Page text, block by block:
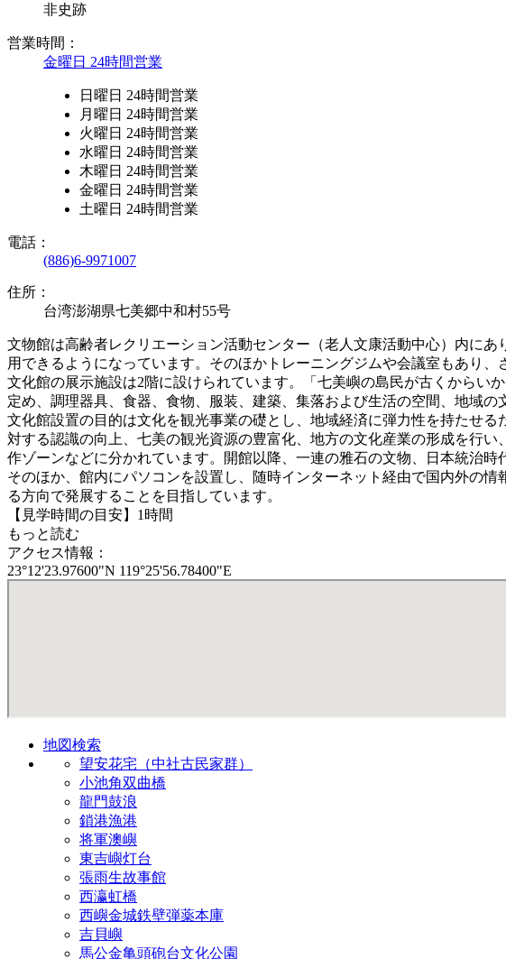
非史跡
営業時間：
金曜日 24時間営業
日曜日 24時間営業
月曜日 24時間営業
火曜日 24時間営業
水曜日 24時間営業
木曜日 24時間営業
金曜日 24時間営業
土曜日 24時間営業
電話：
(886)6-9971007
住所：
台湾澎湖県七美郷中和村55号
文物館は高齢者レクリエーション活動センター（老人文康活動中心）内に
用できるようになっています。そのほかトレーニングジムや会議室もあり、
文化館の展示施設は2階に設けられています。「七美嶼の島民が古くからい
定め、調理器具、食器、食物、服装、建築、集落および生活の空間、地域
文化館設置の目的は文化を観光事業の礎とし、地域経済に弾力性を持たせ
対する認識の向上、七美の観光資源の豊富化、地方の文化産業の形成を行
作ゾーンなどに分かれています。開館以降、一連の雅石の文物、日本統治
そのほか、館内にパソコンを設置し、随時インターネット経由で国内外の
る方向で発展することを目指しています。
【見学時間の目安】1時間
もっと読む
アクセス情報：
23°12'23.97600"N 119°25'56.78400"E
地図検索
望安花宅（中社古民家群）
小池角双曲橋
龍門鼓浪
鎖港漁港
将軍澳嶼
東吉嶼灯台
張雨生故事館
西瀛虹橋
西嶼金城鉄壁弾薬本庫
吉貝嶼
馬公金亀頭砲台文化公園